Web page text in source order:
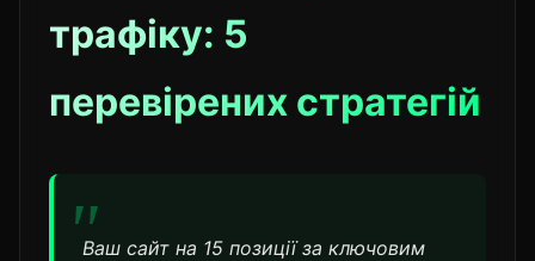
трафіку: 5
перевірених стратегій
Ваш сайт на 15 позиції за ключовим